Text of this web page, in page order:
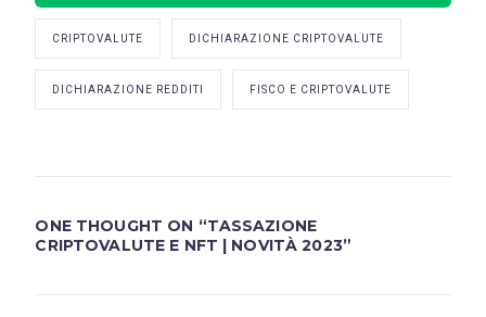
CRIPTOVALUTE DICHIARAZIONE CRIPTOVALUTE
DICHIARAZIONE REDDITI FISCO E CRIPTOVALUTE
ONE THOUGHT ON “TASSAZIONE
CRIPTOVALUTE E NFT | NOVITÀ 2023”